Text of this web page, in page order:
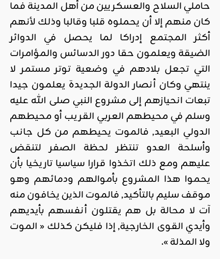
حاملي السلاح والعسكريين من أهل المدينة فما
كان منهم إلا أن يحملوه قلبا وقالبا وذلك لأنهم
أكثر المجتمع إدراكا لما يحصل في الدوائر
الضيقة ويعلمون حقا دور الدسائس والمؤامرات
التي تجعل بلادهم في وضعية توتر مستمر لا
ينتهي وكان أنصار الدولة الجديدة يعلمون جيدا
تبعات انحيازهم إلى مشروع النبي صلى الله عليه
وسلم في محيطهم العربي القريب أو محيطهم
الدولي البعيد, فالموت يحيطهم من كل جانب
وأسلحة العدو تنتظر لحظة الصفر لتنقض
عليهم ومع ذلك اتخذوا قرارا سياسيا تاريخيا بأن
يحموا هذا المشروع بأموالهم ودمائهم وهو
موقف سليم بالتأكيد, فالموت الذين يخافون منه
آت لا محالة بل هم يقتلون أنفسهم بأيديهم
وأيدي القوى الخارجية, إذا فليكن كذلك « الموت
ولا المذلة ».